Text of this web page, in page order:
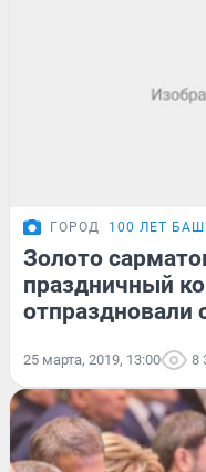
ГОРОД 100 ЛЕТ
Золото
праздничный
отпраздновали
25 марта, 2019, 13:00 8